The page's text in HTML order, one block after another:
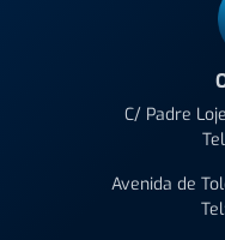
C/ Padre
Avenida de
Tel: